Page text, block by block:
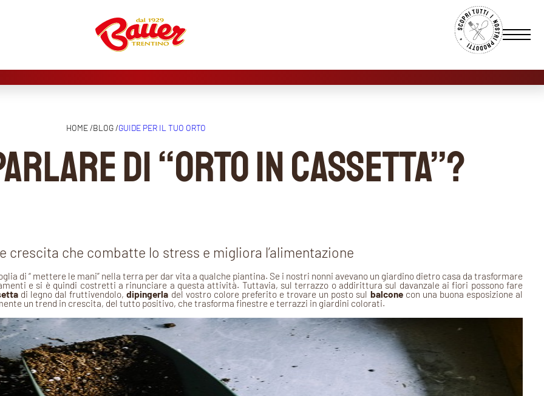
HOME /BLOG /GUIDE PER IL TUO ORTO
DI “ORTO IN CASSETTA”?
crescita che combatte lo stress e migliora l’alimentazione
di “ mettere le mani” nella terra per dar vita a qualche piantina. Se i nostri nonni avevano un giardino dietro casa da trasformare
e si è quindi costretti a rinunciare a questa attività. Tuttavia, sul terrazzo o addirittura sul davanzale ai fiori possono fare
di legno dal fruttivendolo,dipingerla del vostro colore preferito e trovare un posto sul balconecon una buona esposizione al
un trend in crescita, del tutto positivo, che trasforma finestre e terrazzi in giardini colorati.